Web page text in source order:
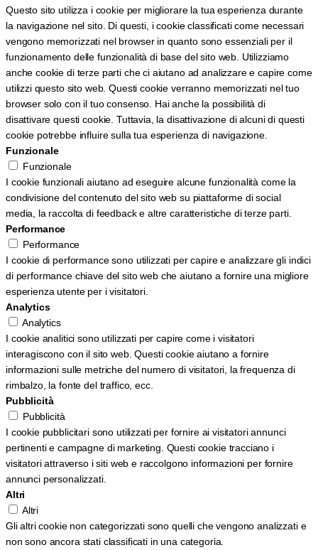
Questo sito utilizza i cookie per migliorare la tua esperienza durante
la navigazione nel sito. Di questi, i cookie classificati come necessari
vengono memorizzati nel browser in quanto sono essenziali per il
funzionamento delle funzionalità di base del sito web. Utilizziamo
anche cookie di terze parti che ci aiutano ad analizzare e capire come
utilizzi questo sito web. Questi cookie verranno memorizzati nel tuo
browser solo con il tuo consenso. Hai anche la possibilità di
disattivare questi cookie. Tuttavia, la disattivazione di alcuni di questi
cookie potrebbe influire sulla tua esperienza di navigazione.
Funzionale
Funzionale
I cookie funzionali aiutano ad eseguire alcune funzionalità come la
condivisione del contenuto del sito web su piattaforme di social
media, la raccolta di feedback e altre caratteristiche di terze parti.
Performance
Performance
I cookie di performance sono utilizzati per capire e analizzare gli indici
di performance chiave del sito web che aiutano a fornire una migliore
esperienza utente per i visitatori.
Analytics
Analytics
I cookie analitici sono utilizzati per capire come i visitatori
interagiscono con il sito web. Questi cookie aiutano a fornire
informazioni sulle metriche del numero di visitatori, la frequenza di
rimbalzo, la fonte del traffico, ecc.
Pubblicità
Pubblicità
I cookie pubblicitari sono utilizzati per fornire ai visitatori annunci
pertinenti e campagne di marketing. Questi cookie tracciano i
visitatori attraverso i siti web e raccolgono informazioni per fornire
annunci personalizzati.
Altri
Altri
Gli altri cookie non categorizzati sono quelli che vengono analizzati e
non sono ancora stati classificati in una categoria.